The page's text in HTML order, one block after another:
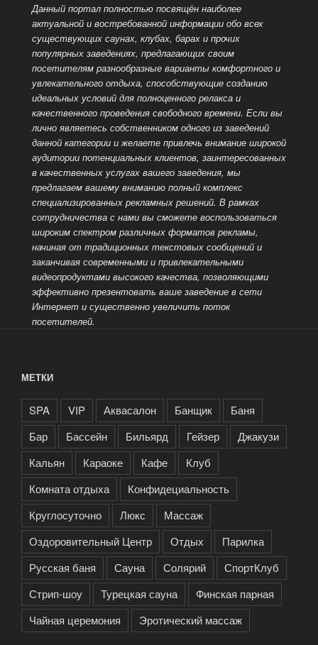
Данный портал полностью посвящён наиболее
актуальной и востребованной информации обо всех
существующих саунах, клубах, барах и прочих
популярных заведениях, предлагающих своим
посетителям разнообразные варианты комфортного и
увлекательного отдыха, способствующие созданию
идеальных условий для полноценного релакса и
качественного проведения свободного времени. Если вы
лично являетесь собственником одного из заведений
данной категории и желаете привлечь внимание широкой
аудитории потенциальных клиентов, заинтересованных
в качественных услугах вашего заведения, мы
предлагаем вашему вниманию полный комплекс
специализированных рекламных решений. В рамках
сотрудничества с нами вы сможете воспользоваться
широким спектром различных форматов рекламы,
начиная от традиционных текстовых сообщений и
заканчивая современными и привлекательными
видеопродуктами высокого качества, позволяющими
эффективно презентовать ваше заведение в сети
Интернет и существенно увеличить поток
посетителей.
МЕТКИ
SPA VIP Аквасалон Банщик
Баня
Бар
Бассейн Бильярд Гейзер
Джакузи
Кальян
Караоке Кафе
Клуб
Комната отдыха
Конфидециальность
Круглосуточно
Люкс
Массаж
Оздоровительный Центр
Отдых
Парилка
Русская баня
Сауна Солярий
СпортКлуб
Стрип-шоу
Турецкая сауна
Финская парная
Чайная церемония
Эротический массаж